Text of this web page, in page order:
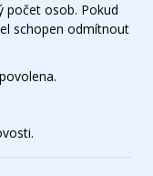
počet osob. Pokud
schopen odmítnout